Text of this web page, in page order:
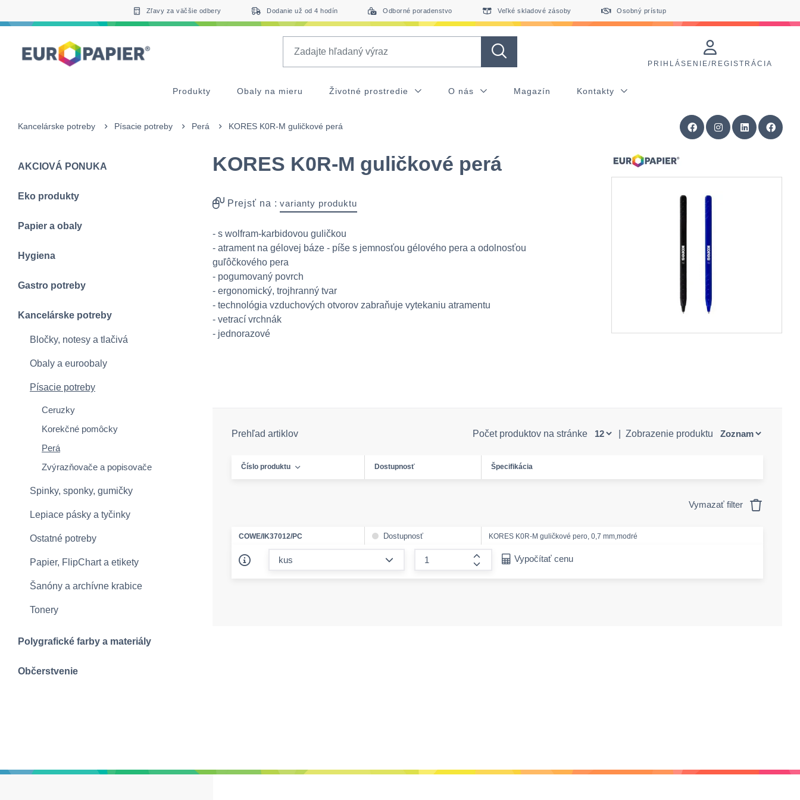
Zľavy za väčšie odbery Dodanie už od 4 hodín Odborné poradenstvo Veľké skladové zásoby Osobný prístup
PRIHLÁSENIE/REGISTRÁCIA
Produkty Obaly na mieru Životné prostredie O nás Magazín Kontakty
Kancelárske potreby Písacie potreby Perá KORES K0R-M guličkové perá
AKCIOVÁ PONUKA
Eko produkty
Papier a obaly
Hygiena
Gastro potreby
Kancelárske potreby
Bločky, notesy a tlačivá
Obaly a euroobaly
Písacie potreby
Ceruzky
Korekčné pomôcky
Perá
Zvýrazňovače a popisovače
Spinky, sponky, gumičky
Lepiace pásky a tyčinky
Ostatné potreby
Papier, FlipChart a etikety
Šanóny a archívne krabice
Tonery
Polygrafické farby a materiály
Občerstvenie
KORES K0R-M guličkové perá
Prejsť na : varianty produktu
- s wolfram-karbidovou guličkou
- atrament na gélovej báze - píše s jemnosťou gélového pera a odolnosťou
guľôčkového pera
- pogumovaný povrch
- ergonomický, trojhranný tvar
- technológia vzduchových otvorov zabraňuje vytekaniu atramentu
- vetrací vrchnák
- jednorazové
Prehľad artiklov Počet produktov na stránke Zobrazenie produktu
Číslo produktu Dostupnosť Špecifikácia
Vymazať filter
COWE/IK37012/PC Dostupnosť KORES K0R-M guličkové pero, 0,7 mm,modré
form.increase-amount
Vypočítať cenu